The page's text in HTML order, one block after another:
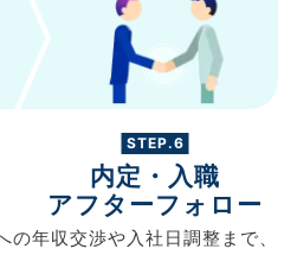
の
STEP.6
内定・入職
アフターフォロー
年収交渉や入社日調整まで、